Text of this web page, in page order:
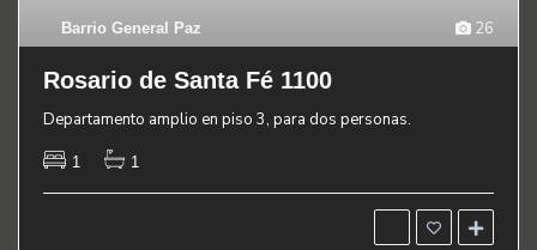
26
Barrio General Paz
Rosario de Santa Fé 1100
Departamento amplio en piso 3, para dos personas.
1 1